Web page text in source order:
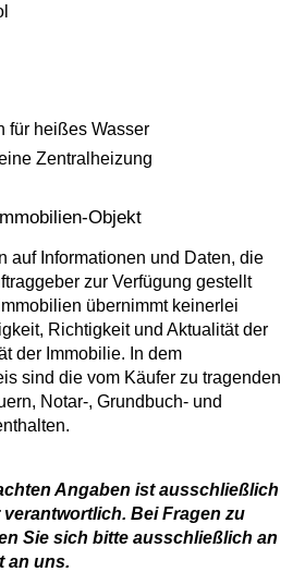
für heißes Wasser
Zentralheizung
Objekt
auf Informationen und Daten, die
zur Verfügung gestellt
übernimmt keinerlei
Richtigkeit und Aktualität der
der Immobilie. In dem
sind die vom Käufer zu tragenden
Notar-, Grundbuch- und
Angaben ist ausschließlich
Bei Fragen zu
Sie sich bitte ausschließlich an
an uns.